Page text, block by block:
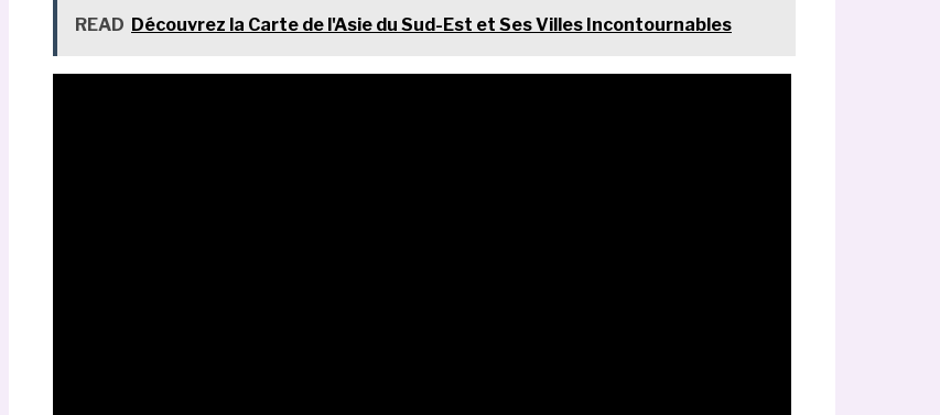
READ Découvrez la Carte de l'Asie du Sud-Est et Ses Villes Incontournables